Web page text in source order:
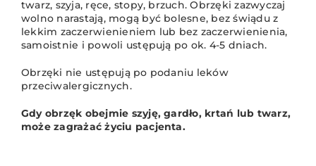
twarz, szyja, ręce, stopy, brzuch. Obrzęki zazwyczaj
wolno narastają, mogą być bolesne, bez świądu z
lekkim zaczerwienieniem lub bez zaczerwienienia,
samoistnie i powoli ustępują po ok. 4-5 dniach.
Obrzęki nie ustępują po podaniu leków
przeciwalergicznych.
Gdy obrzęk obejmie szyję, gardło, krtań lub twarz,
może zagrażać życiu pacjenta.